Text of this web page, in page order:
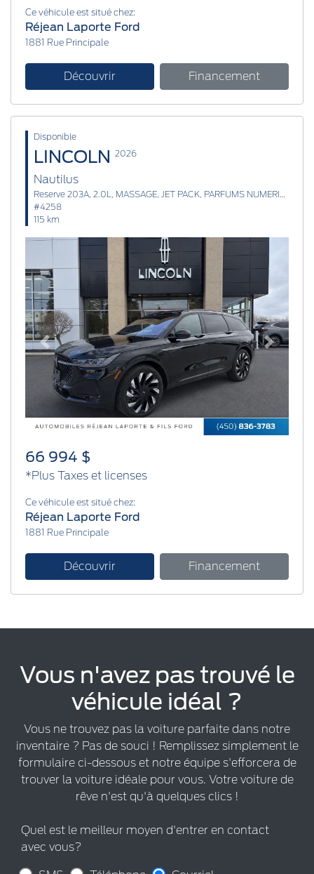
Ce véhicule est situé chez:
Réjean Laporte Ford
1881 Rue Principale
Découvrir Financement
Disponible
LINCOLN 2026
Nautilus
#4258
115 km
Previous Next
66 994 $
*Plus Taxes et licenses
Ce véhicule est situé chez:
Réjean Laporte Ford
1881 Rue Principale
Découvrir Financement
Vous n'avez pas trouvé le
véhicule idéal ?
Vous ne trouvez pas la voiture parfaite dans notre
inventaire ? Pas de souci ! Remplissez simplement le
formulaire ci-dessous et notre équipe s'efforcera de
trouver la voiture idéale pour vous. Votre voiture de
rêve n'est qu'à quelques clics !
Quel est le meilleur moyen d'entrer en contact
avec vous?